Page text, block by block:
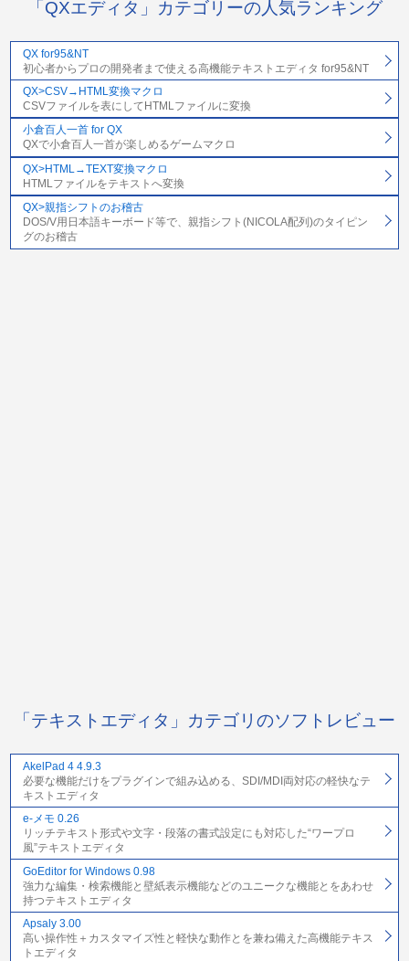
「QXエディタ」カテゴリーの人気ランキング
QX for95&NT
初心者からプロの開発者まで使える高機能テキストエディタ for95&NT
QX>CSV→HTML変換マクロ
CSVファイルを表にしてHTMLファイルに変換
小倉百人一首 for QX
QXで小倉百人一首が楽しめるゲームマクロ
QX>HTML→TEXT変換マクロ
HTMLファイルをテキストへ変換
QX>親指シフトのお稽古
DOS/V用日本語キーボード等で、親指シフト(NICOLA配列)のタイピン
グのお稽古
「テキストエディタ」カテゴリのソフトレビュー
AkelPad 4 4.9.3
必要な機能だけをプラグインで組み込める、SDI/MDI両対応の軽快なテ
キストエディタ
e-メモ 0.26
リッチテキスト形式や文字・段落の書式設定にも対応した“ワープロ
風”テキストエディタ
GoEditor for Windows 0.98
強力な編集・検索機能と壁紙表示機能などのユニークな機能とをあわせ
持つテキストエディタ
Apsaly 3.00
高い操作性＋カスタマイズ性と軽快な動作とを兼ね備えた高機能テキス
トエディタ